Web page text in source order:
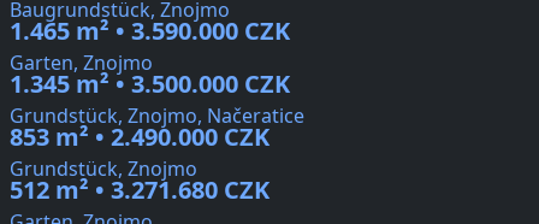
Baugrundstück, Znojmo
1.465 m² • 3.590.000 CZK
Garten, Znojmo
1.345 m² • 3.500.000 CZK
Grundstück, Znojmo, Načeratice
853 m² • 2.490.000 CZK
Grundstück, Znojmo
512 m² • 3.271.680 CZK